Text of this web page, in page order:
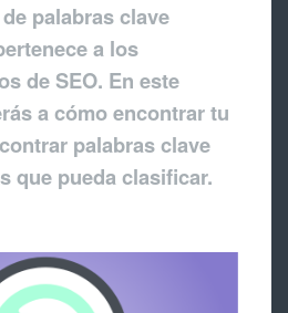
palabras clave
a los
de SEO. En este
a cómo encontrar tu
palabras clave
que pueda clasificar.